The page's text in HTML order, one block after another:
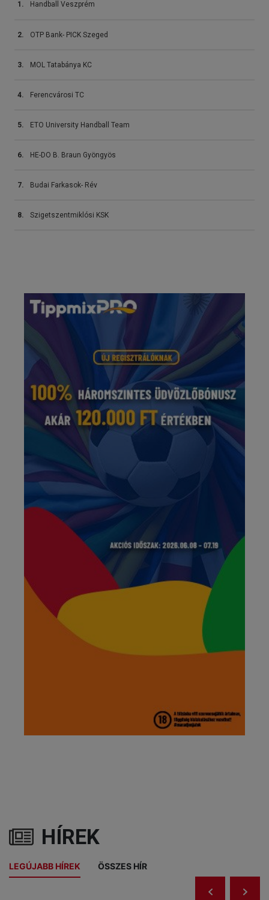
1. Handball Veszprém
2. OTP Bank- PICK Szeged
3. MOL Tatabánya KC
4. Ferencvárosi TC
5. ETO University Handball Team
6. HE-DO B. Braun Gyöngyös
7. Budai Farkasok- Rév
8. Szigetszentmiklósi KSK
HÍREK
LEGÚJABB HÍREK ÖSSZES HÍR